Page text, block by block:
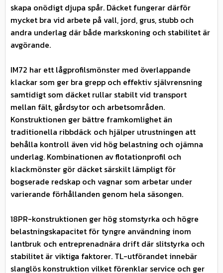
skapa onödigt djupa spår. Däcket fungerar därför
mycket bra vid arbete på vall, jord, grus, stubb och
andra underlag där både markskoning och stabilitet är
avgörande.
IM72 har ett lågprofilsmönster med överlappande
klackar som ger bra grepp och effektiv självrensning
samtidigt som däcket rullar stabilt vid transport
mellan fält, gårdsytor och arbetsområden.
Konstruktionen ger bättre framkomlighet än
traditionella ribbdäck och hjälper utrustningen att
behålla kontroll även vid hög belastning och ojämna
underlag. Kombinationen av flotationprofil och
klackmönster gör däcket särskilt lämpligt för
bogserade redskap och vagnar som arbetar under
varierande förhållanden genom hela säsongen.
18PR-konstruktionen ger hög stomstyrka och högre
belastningskapacitet för tyngre användning inom
lantbruk och entreprenadnära drift där slitstyrka och
stabilitet är viktiga faktorer. TL-utförandet innebär
slanglös konstruktion vilket förenklar service och ger